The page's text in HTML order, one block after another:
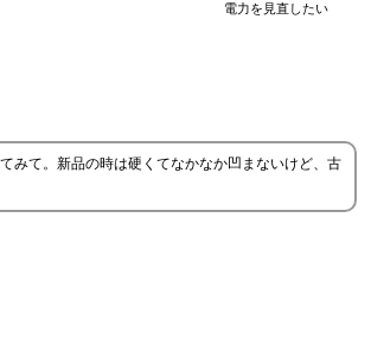
電力を見直したい
みて。新品の時は硬くてなかなか凹まないけど、古